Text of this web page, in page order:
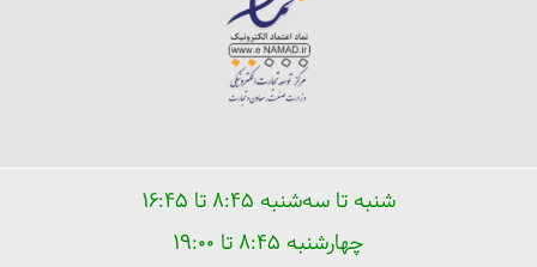
همه هزینه‌های سفر به روسیه
شنبه تا سه‌شنبه ۸:۴۵ تا ۱۶:۴۵
چهارشنبه ۸:۴۵ تا ۱۹:۰۰